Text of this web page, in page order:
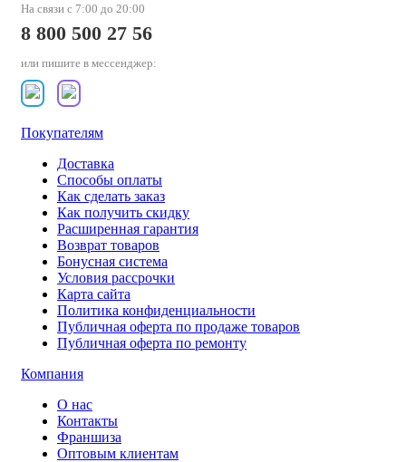
На связи с 7:00 до 20:00
8 800 500 27 56
или пишите в мессенджер:
Покупателям
Доставка
Способы оплаты
Как сделать заказ
Как получить скидку
Расширенная гарантия
Возврат товаров
Бонусная система
Условия рассрочки
Карта сайта
Политика конфиденциальности
Публичная оферта по продаже товаров
Публичная оферта по ремонту
Компания
О нас
Контакты
Франшиза
Оптовым клиентам